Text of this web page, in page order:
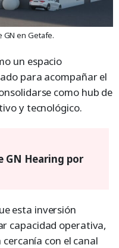
GN en Getafe.
un espacio
para acompañar el
como hub de
y tecnológico.
GN Hearing por
esta inversión
capacidad operativa,
con el canal